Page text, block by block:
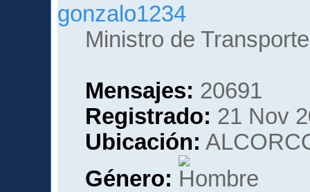
gonzalo1234
Ministro de Transporte
Mensajes: 20691
Registrado: 21 Nov
Ubicación:
Género: